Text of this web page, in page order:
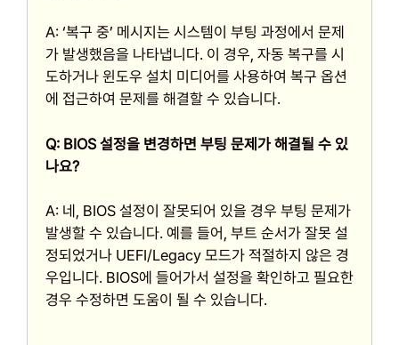
A: ‘복구 중’ 메시지는 시스템이 부팅 과정에서 문제
가 발생했음을 나타냅니다. 이 경우, 자동 복구를 시
도하거나 윈도우 설치 미디어를 사용하여 복구 옵션
에 접근하여 문제를 해결할 수 있습니다.
Q: BIOS 설정을 변경하면 부팅 문제가 해결될 수 있
나요?
A: 네, BIOS 설정이 잘못되어 있을 경우 부팅 문제가
발생할 수 있습니다. 예를 들어, 부트 순서가 잘못 설
정되었거나 UEFI/Legacy 모드가 적절하지 않은 경
우입니다. BIOS에 들어가서 설정을 확인하고 필요한
경우 수정하면 도움이 될 수 있습니다.